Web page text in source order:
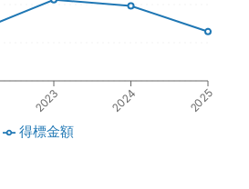
2023 2024 2025
得標金額